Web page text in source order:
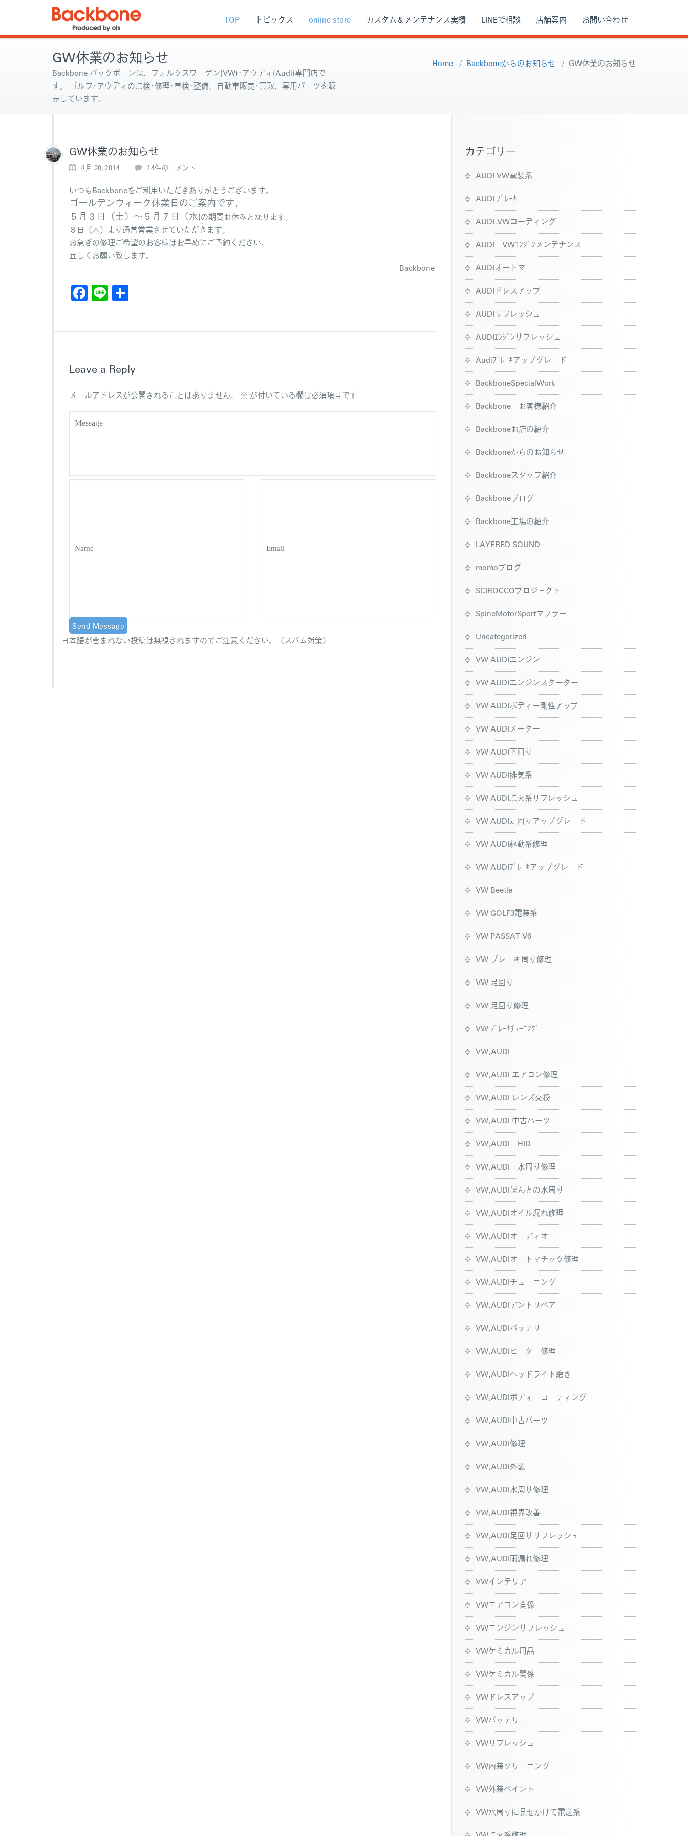
TOP トピックス online store カスタム＆メンテナンス実績 LINEで相談 店舗案内 お問い合わせ
GW休業のお知らせ
Backbone バックボーンは、フォルクスワーゲン(VW)･アウディ(Audi)専門店で
す。 ゴルフ･アウディの点検･修理･車検･整備、自動車販売･買取、専用パーツを販
売しています。
Home / Backboneからのお知らせ / GW休業のお知らせ
GW休業のお知らせ
4月 20,2014
G
休
業
の
お
知
ら
せ
14件のコメント
いつもBackboneをご利用いただきありがとうございます。
ゴールデンウィーク休業日のご案内です。
５月３日（土）～５月７日（水)の期間お休みとなります。
８日（木）より通常営業させていただきます。
お急ぎの修理ご希望のお客様はお早めにご予約ください。
宜しくお願い致します。
Backbone
F
o
o
k
Li
Leave a Reply
メールアドレスが公開されることはありません。 ※ が付いている欄は必須項目です
日本語が含まれない投稿は無視されますのでご注意ください。（スパム対策）
カテゴリー
AUDI VW電装系
AUDI ﾌﾞﾚｰｷ
AUDI,VWコーディング
AUDI VWｴﾝｼﾞﾝメンテナンス
AUDIオートマ
AUDIドレスアップ
AUDIリフレッシュ
AUDIｴﾝｼﾞﾝリフレッシュ
Audiﾌﾞﾚｰｷアップグレード
BackboneSpecialWork
Backbone お客様紹介
Backboneお店の紹介
Backboneからのお知らせ
Backboneスタッフ紹介
Backboneブログ
Backbone工場の紹介
LAYERED SOUND
momoブログ
SCIROCCOプロジェクト
SpineMotorSportマフラー
Uncategorized
VW AUDIエンジン
VW AUDIエンジンスターター
VW AUDIボディー剛性アップ
VW AUDIメーター
VW AUDI下回り
VW AUDI排気系
VW AUDI点火系リフレッシュ
VW AUDI足回りアップグレード
VW AUDI駆動系修理
VW AUDIﾌﾞﾚｰｷアップグレード
VW Beetle
VW GOLF3電装系
VW PASSAT V6
VW ブレーキ周り修理
VW 足回り
VW 足回り修理
VW ﾌﾞﾚｰｷﾁｭｰﾆﾝｸﾞ
VW,AUDI
VW,AUDI エアコン修理
VW,AUDI レンズ交換
VW,AUDI 中古パーツ
VW,AUDI HID
VW,AUDI 水周り修理
VW,AUDIほんとの水周り
VW,AUDIオイル漏れ修理
VW,AUDIオーディオ
VW,AUDIオートマチック修理
VW,AUDIチューニング
VW,AUDIデントリペア
VW,AUDIバッテリー
VW,AUDIヒーター修理
VW,AUDIヘッドライト磨き
VW,AUDIボディーコーティング
VW,AUDI中古パーツ
VW,AUDI修理
VW,AUDI外装
VW,AUDI水周り修理
VW,AUDI視界改善
VW,AUDI足回りリフレッシュ
VW,AUDI雨漏れ修理
VWインテリア
VWエアコン関係
VWエンジンリフレッシュ
VWケミカル用品
VWケミカル関係
VWドレスアップ
VWバッテリー
VWリフレッシュ
VW内装クリーニング
VW外装ペイント
VW水周りに見せかけて電送系